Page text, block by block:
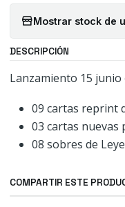
Mostrar stock de
DESCRIPCIÓN
Lanzamiento 15
09 cartas reprint
03 cartas nuevas
08 sobres de
COMPARTIR ESTE